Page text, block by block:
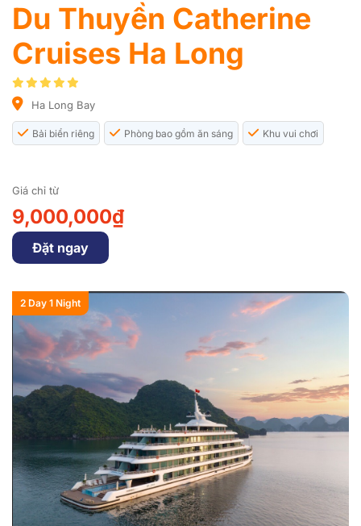
Du Thuyền Catherine
Cruises Ha Long
Ha Long Bay
Bải biển riêng Phòng bao gồm ăn sáng Khu vui chơi
Giá chỉ từ
9,000,000₫
Đặt ngay
2 Day 1 Night